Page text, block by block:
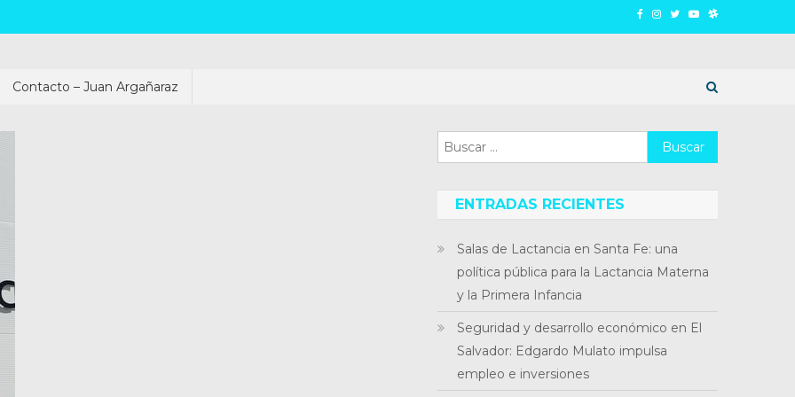
Contacto – Juan Argañaraz
Buscar:
ENTRADAS RECIENTES
Salas de Lactancia en Santa Fe: una
política pública para la Lactancia Materna
y la Primera Infancia
Seguridad y desarrollo económico en El
Salvador: Edgardo Mulato impulsa
empleo e inversiones